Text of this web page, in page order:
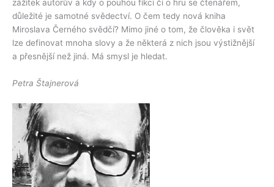
zážitek autorův a kdy o pouhou fikci či o hru se čtenářem,
důležité je samotné svědectví. O čem tedy nová kniha
Miroslava Černého svědčí? Mimo jiné o tom, že člověka i svět
lze definovat mnoha slovy a že některá z nich jsou výstižnější
a přesnější než jiná. Má smysl je hledat.
Petra Štajnerová